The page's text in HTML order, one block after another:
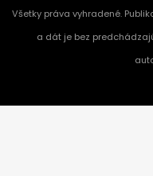
Všetky práva vyhradené.
a dát je bez